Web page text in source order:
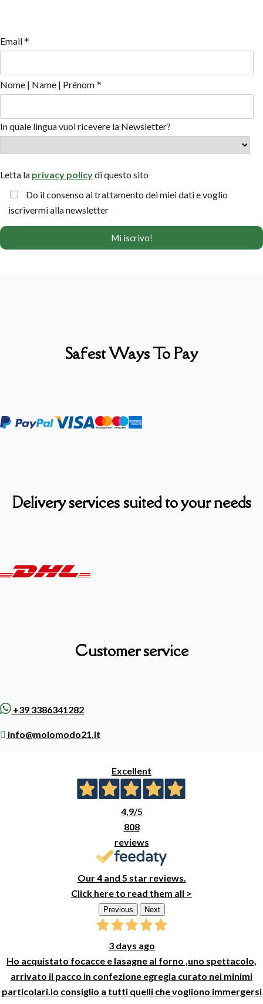
Email *
Nome | Name | Prénom *
In quale lingua vuoi ricevere la Newsletter?
Letta la privacy policydi questo sito
Do il consenso al trattamento dei miei dati e voglio
iscrivermi alla newsletter
Safest Ways To Pay
Delivery services suited to your needs
Customer service
+39 3386341282
info@molomodo21.it
Excellent
4,9/5
808
reviews
Our 4 and 5 star reviews.
Click here to read them all >
Previous Next
3 days ago
Ho acquistato focacce e lasagne al forno ,uno spettacolo,
arrivato il pacco in confezione egregia curato nei minimi
particolari.lo consiglio a tutti quelli che vogliono immergersi